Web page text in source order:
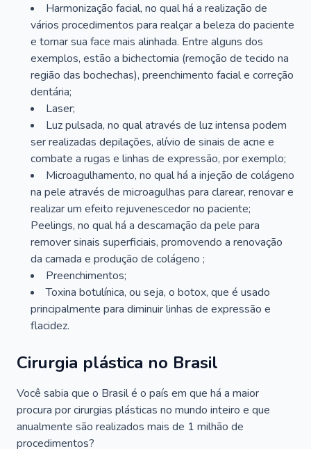
Harmonização facial, no qual há a realização de
vários procedimentos para realçar a beleza do paciente
e tornar sua face mais alinhada. Entre alguns dos
exemplos, estão a bichectomia (remoção de tecido na
região das bochechas), preenchimento facial e correção
dentária;
Laser;
Luz pulsada, no qual através de luz intensa podem
ser realizadas depilações, alívio de sinais de acne e
combate a rugas e linhas de expressão, por exemplo;
Microagulhamento, no qual há a injeção de colágeno
na pele através de microagulhas para clarear, renovar e
realizar um efeito rejuvenescedor no paciente;
Peelings, no qual há a descamação da pele para
remover sinais superficiais, promovendo a renovação
da camada e produção de colágeno ;
Preenchimentos;
Toxina botulínica, ou seja, o botox, que é usado
principalmente para diminuir linhas de expressão e
flacidez.
Cirurgia plástica no Brasil
Você sabia que o Brasil é o país em que há a maior
procura por cirurgias plásticas no mundo inteiro e que
anualmente são realizados mais de 1 milhão de
procedimentos?